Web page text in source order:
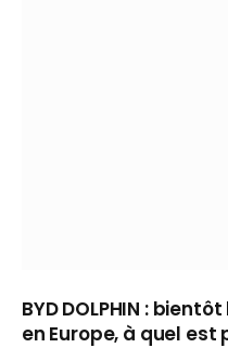
BYD DOLPHIN :
en Europe, à quel est